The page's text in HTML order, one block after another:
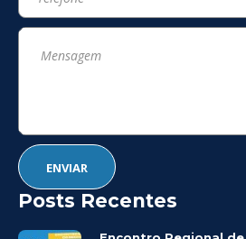
Posts Recentes